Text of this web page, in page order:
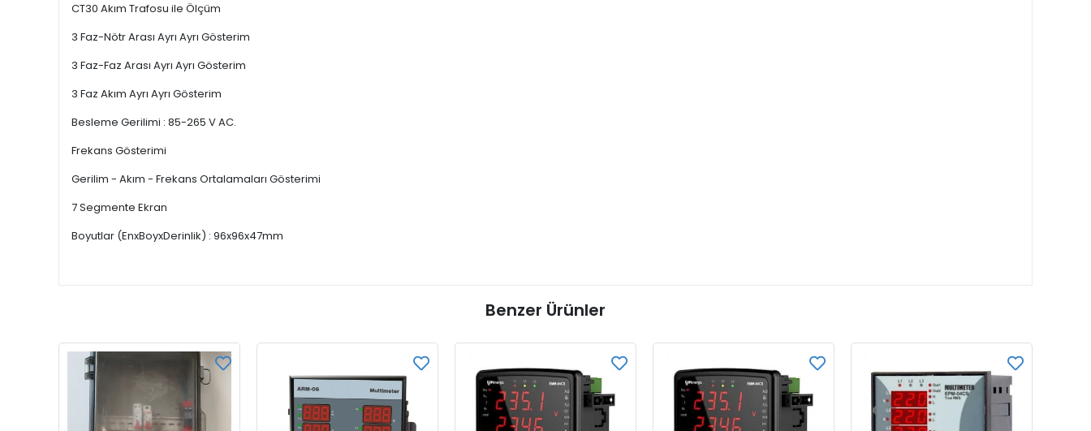
CT30 Akım Trafosu ile Ölçüm
3 Faz-Nötr Arası Ayrı Ayrı Gösterim
3 Faz-Faz Arası Ayrı Ayrı Gösterim
3 Faz Akım Ayrı Ayrı Gösterim
Besleme Gerilimi : 85-265 V AC.
Frekans Gösterimi
Gerilim - Akım - Frekans Ortalamaları Gösterimi
7 Segmente Ekran
Boyutlar (EnxBoyxDerinlik) : 96x96x47mm
Benzer Ürünler